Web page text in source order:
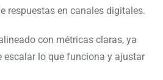
respuestas en canales digitales.
con métricas claras, ya
escalar lo que funciona y ajustar